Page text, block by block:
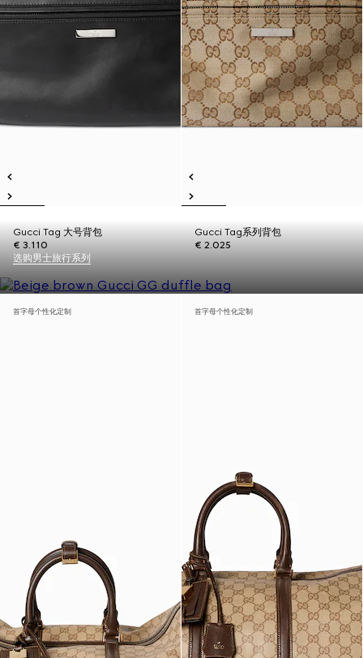
Gucci Tag 大号背包
€ 3.110
Gucci Tag系列背包
€ 2.025
选购男士旅行系列
首字母个性化定制 首字母个性化定制